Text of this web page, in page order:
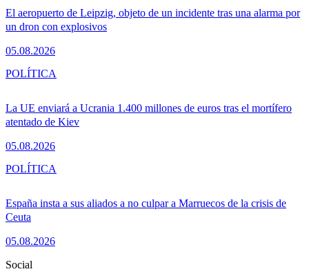
El aeropuerto de Leipzig, objeto de un incidente tras una alarma por
un dron con explosivos
05.08.2026
La UE enviará a Ucrania 1.400 millones de euros tras el mortífero
atentado de Kiev
05.08.2026
POLÍTICA
España insta a sus aliados a no culpar a Marruecos de la crisis de
Ceuta
05.08.2026
POLÍTICA
Social